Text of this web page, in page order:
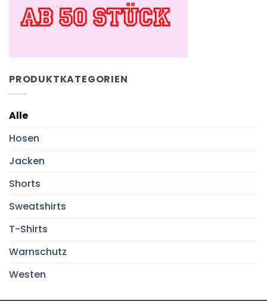
PRODUKTKATEGORIEN
Alle
Hosen
Jacken
Shorts
Sweatshirts
T-Shirts
Warnschutz
Westen